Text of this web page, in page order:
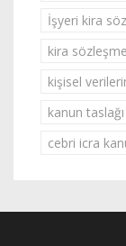
İşyeri kira
kira
kişisel
kanun taslağı
cebri icra